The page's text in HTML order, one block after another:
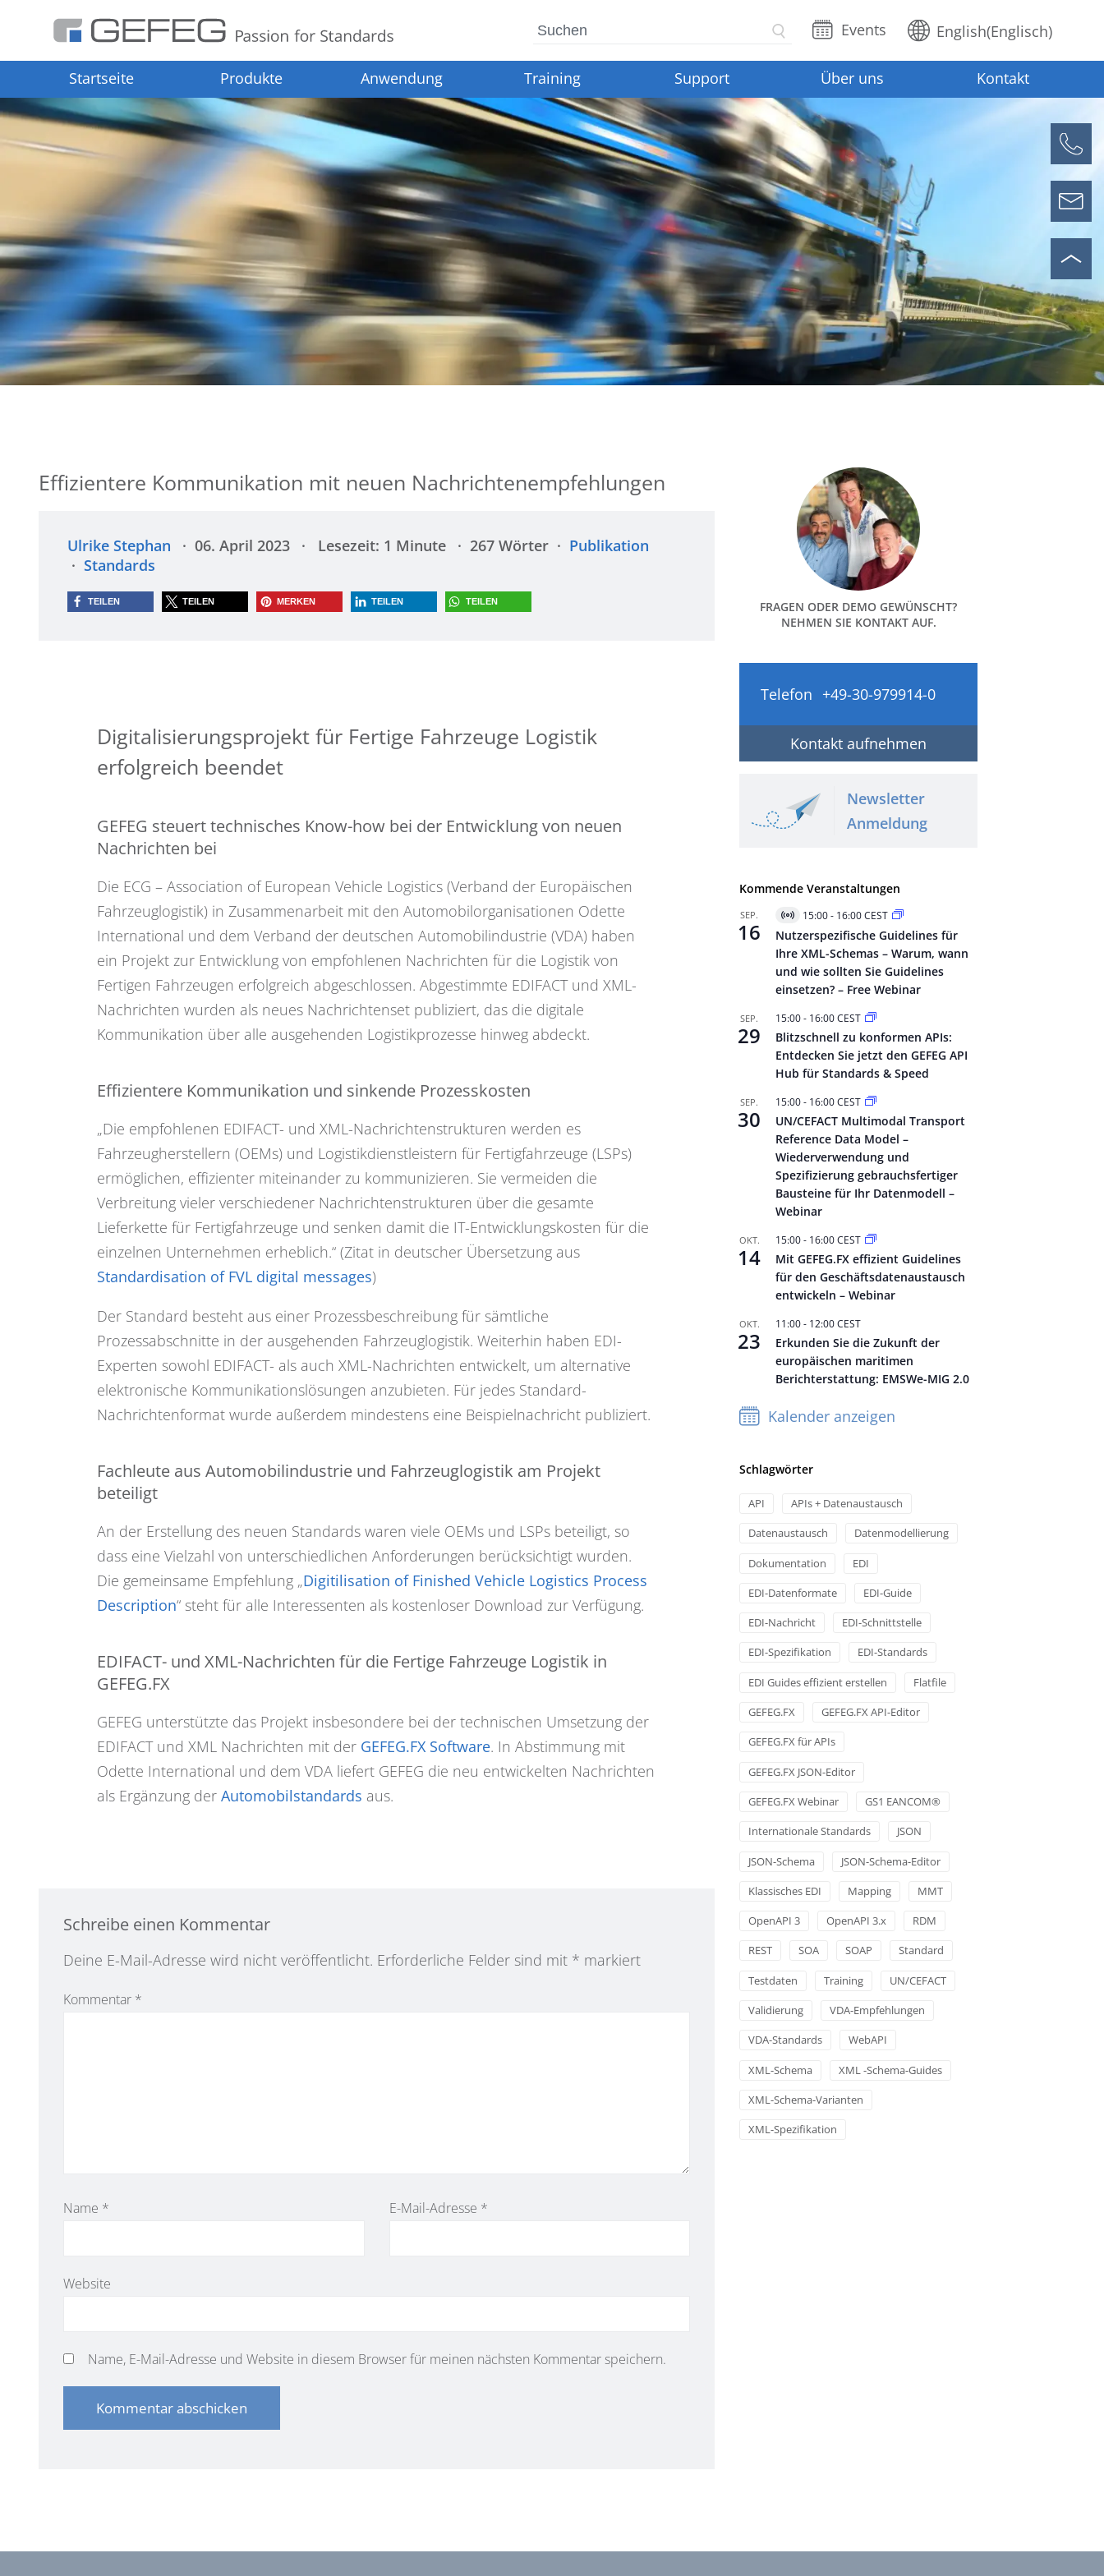
Suchen Events English(Englisch)
Startseite Produkte Anwendung Training Support Über uns Kontakt
Effizientere Kommunikation mit neuen Nachrichtenempfehlungen
Ulrike Stephan 06. April 2023 Lesezeit: 1 Minute 267 Wörter
Publikation
Standards
TEILEN TEILEN MERKEN TEILEN TEILEN
Digitalisierungsprojekt für Fertige Fahrzeuge Logistik
erfolgreich beendet
GEFEG steuert technisches Know-how bei der Entwicklung von neuen
Nachrichten bei
Die ECG – Association of European Vehicle Logistics (Verband der Europäischen
Fahrzeuglogistik) in Zusammenarbeit mit den Automobilorganisationen Odette
International und dem Verband der deutschen Automobilindustrie (VDA) haben
ein Projekt zur Entwicklung von empfohlenen Nachrichten für die Logistik von
Fertigen Fahrzeugen erfolgreich abgeschlossen. Abgestimmte EDIFACT und XML-
Nachrichten wurden als neues Nachrichtenset publiziert, das die digitale
Kommunikation über alle ausgehenden Logistikprozesse hinweg abdeckt.
Effizientere Kommunikation und sinkende Prozesskosten
„Die empfohlenen EDIFACT- und XML-Nachrichtenstrukturen werden es
Fahrzeugherstellern (OEMs) und Logistikdienstleistern für Fertigfahrzeuge (LSPs)
ermöglichen, effizienter miteinander zu kommunizieren. Sie vermeiden die
Verbreitung vieler verschiedener Nachrichtenstrukturen über die gesamte
Lieferkette für Fertigfahrzeuge und senken damit die IT-Entwicklungskosten für die
einzelnen Unternehmen erheblich.“ (Zitat in deutscher Übersetzung aus
Standardisation of FVL digital messages)
Der Standard besteht aus einer Prozessbeschreibung für sämtliche
Prozessabschnitte in der ausgehenden Fahrzeuglogistik. Weiterhin haben EDI-
Experten sowohl EDIFACT- als auch XML-Nachrichten entwickelt, um alternative
elektronische Kommunikationslösungen anzubieten. Für jedes Standard-
Nachrichtenformat wurde außerdem mindestens eine Beispielnachricht publiziert.
Fachleute aus Automobilindustrie und Fahrzeuglogistik am Projekt
beteiligt
An der Erstellung des neuen Standards waren viele OEMs und LSPs beteiligt, so
dass eine Vielzahl von unterschiedlichen Anforderungen berücksichtigt wurden.
Die gemeinsame Empfehlung „Digitilisation of Finished Vehicle Logistics Process
Description“ steht für alle Interessenten als kostenloser Download zur Verfügung.
EDIFACT- und XML-Nachrichten für die Fertige Fahrzeuge Logistik in
GEFEG.FX
GEFEG unterstützte das Projekt insbesondere bei der technischen Umsetzung der
EDIFACT und XML Nachrichten mit der GEFEG.FX Software. In Abstimmung mit
Odette International und dem VDA liefert GEFEG die neu entwickelten Nachrichten
als Ergänzung derAutomobilstandards aus.
Schreibe einen Kommentar
Deine E-Mail-Adresse wird nicht veröffentlicht. Erforderliche Felder sind mit * markiert
Kommentar *
Name * E-Mail-Adresse *
Website
Name, E-Mail-Adresse und Website in diesem Browser für meinen nächsten Kommentar speichern.
Alternative:
FRAGEN ODER DEMO GEWÜNSCHT?
NEHMEN SIE KONTAKT AUF.
Telefon +49-30-979914-0
Kontakt aufnehmen
Newsletter
Anmeldung
Kommende Veranstaltungen
SEP.
16
Virtuell
Veranstaltung
15:00- 16:00CEST
Nutzerspezifische Guidelines für
Ihre XML-Schemas – Warum, wann
und wie sollten Sie Guidelines
einsetzen? – Free Webinar
SEP.
29
15:00- 16:00CEST
Blitzschnell zu konformen APIs:
Entdecken Sie jetzt den GEFEG API
Hub für Standards & Speed
SEP.
30
15:00- 16:00CEST
UN/CEFACT Multimodal Transport
Reference Data Model –
Wiederverwendung und
Spezifizierung gebrauchsfertiger
Bausteine für Ihr Datenmodell –
Webinar
OKT.
14
15:00- 16:00CEST
Mit GEFEG.FX effizient Guidelines
für den Geschäftsdatenaustausch
entwickeln – Webinar
OKT.
23
11:00- 12:00CEST
Erkunden Sie die Zukunft der
europäischen maritimen
Berichterstattung: EMSWe-MIG 2.0
Kalender anzeigen
Schlagwörter
API APIs + Datenaustausch
Datenaustausch Datenmodellierung
Dokumentation EDI
EDI-Datenformate EDI-Guide
EDI-Nachricht EDI-Schnittstelle
EDI-Spezifikation EDI-Standards
EDI Guides effizient erstellen Flatfile
GEFEG.FX GEFEG.FX API-Editor
GEFEG.FX für APIs
GEFEG.FX JSON-Editor
GEFEG.FX Webinar GS1 EANCOM®
Internationale Standards JSON
JSON-Schema JSON-Schema-Editor
Klassisches EDI Mapping MMT
OpenAPI 3 OpenAPI 3.x RDM
REST SOA SOAP Standard
Testdaten Training UN/CEFACT
Validierung VDA-Empfehlungen
VDA-Standards WebAPI
XML-Schema XML -Schema-Guides
XML-Schema-Varianten
XML-Spezifikation